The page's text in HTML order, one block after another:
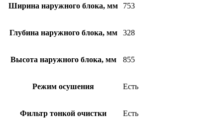
Ширина наружного блока, мм 753
Глубина наружного блока, мм 328
Высота наружного блока, мм 855
Режим осушения Есть
Фильтр тонкой очистки Есть